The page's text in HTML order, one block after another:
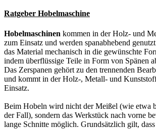
Ratgeber Hobelmaschine
Hobelmaschinen kommen in der Holz- und
zum Einsatz und werden spanabhebend
das Material mechanisch in die gewünschte
indem überflüssige Teile in Form von Spänen
Das Zerspanen gehört zu den trennenden
und kommt in der Holz-, Metall- und
Einsatz.
Beim Hobeln wird nicht der Meißel (wie etwa
der Fall), sondern das Werkstück nach vorne
lange Schnitte möglich. Grundsätzlich gilt,